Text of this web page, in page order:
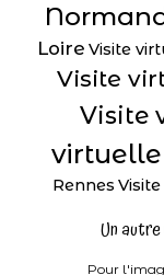
Loire Visite
Visite
Visite
Rennes
Un
Pour